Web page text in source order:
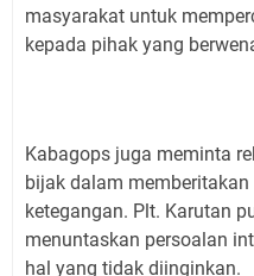
masyarakat untuk
kepada pihak yang
Kabagops juga meminta
bijak dalam
ketegangan. Plt. Karutan
menuntaskan persoalan
hal yang tidak diinginkan.